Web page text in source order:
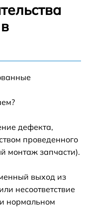
дефекта,
проведенного
монтаж запчасти).
выход из
несоответствие
нормальном